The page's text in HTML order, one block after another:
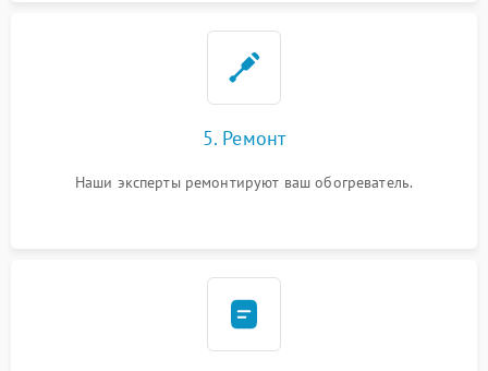
5. Ремонт
Наши эксперты ремонтируют ваш обогреватель.